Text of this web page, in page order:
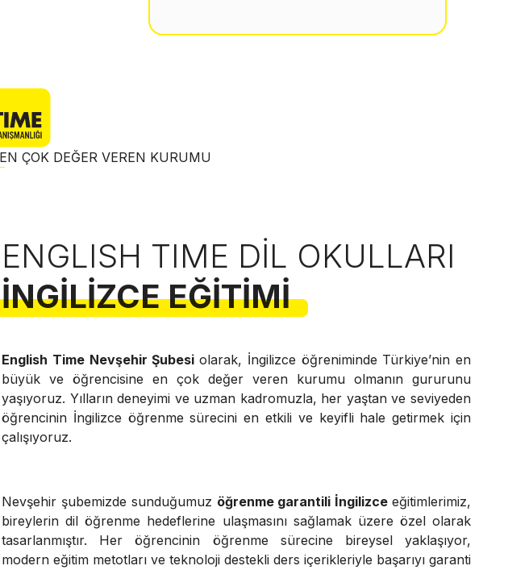
ÇOK DEĞER VEREN KURUMU
ENGLISH TIME DIL OKULLARI
İNGILIZCE EĞITIMI
English Time Nevşehir Şubesi olarak, İngilizce öğreniminde Türkiye’nin en
büyük ve öğrencisine en çok değer veren kurumu olmanın gururunu
yaşıyoruz. Yılların deneyimi ve uzman kadromuzla, her yaştan ve seviyeden
öğrencinin İngilizce öğrenme sürecini en etkili ve keyifli hale getirmek için
çalışıyoruz.
Nevşehir şubemizde sunduğumuz öğrenme garantili İngilizce eğitimlerimiz,
bireylerin dil öğrenme hedeflerine ulaşmasını sağlamak üzere özel olarak
tasarlanmıştır. Her öğrencinin öğrenme sürecine bireysel yaklaşıyor,
modern eğitim metotları ve teknoloji destekli ders içerikleriyle başarıyı garanti